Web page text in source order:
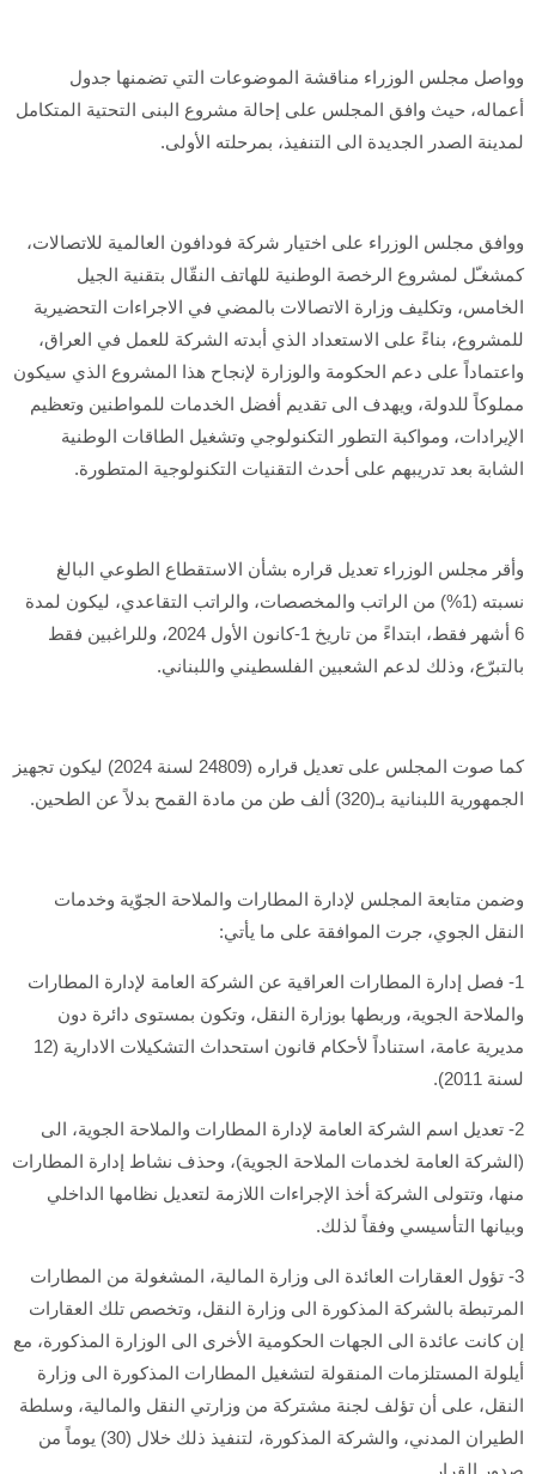
وواصل مجلس الوزراء مناقشة الموضوعات التي تضمنها جدول
أعماله، حيث وافق المجلس على إحالة مشروع البنى التحتية المتكامل
لمدينة الصدر الجديدة الى التنفيذ، بمرحلته الأولى.
ووافق مجلس الوزراء على اختيار شركة فودافون العالمية للاتصالات،
كمشغـّل لمشروع الرخصة الوطنية للهاتف النقّال بتقنية الجيل
الخامس، وتكليف وزارة الاتصالات بالمضي في الاجراءات التحضيرية
للمشروع، بناءً على الاستعداد الذي أبدته الشركة للعمل في العراق،
واعتماداً على دعم الحكومة والوزارة لإنجاح هذا المشروع الذي سيكون
مملوكاً للدولة، ويهدف الى تقديم أفضل الخدمات للمواطنين وتعظيم
الإيرادات، ومواكبة التطور التكنولوجي وتشغيل الطاقات الوطنية
الشابة بعد تدريبهم على أحدث التقنيات التكنولوجية المتطورة.
وأقر مجلس الوزراء تعديل قراره بشأن الاستقطاع الطوعي البالغ
نسبته (1%) من الراتب والمخصصات، والراتب التقاعدي، ليكون لمدة
6 أشهر فقط، ابتداءً من تاريخ 1-كانون الأول 2024، وللراغبين فقط
بالتبرّع، وذلك لدعم الشعبين الفلسطيني واللبناني.
كما صوت المجلس على تعديل قراره (24809 لسنة 2024) ليكون تجهيز
الجمهورية اللبنانية بـ(320) ألف طن من مادة القمح بدلاً عن الطحين.
وضمن متابعة المجلس لإدارة المطارات والملاحة الجوّية وخدمات
النقل الجوي، جرت الموافقة على ما يأتي:
1- فصل إدارة المطارات العراقية عن الشركة العامة لإدارة المطارات
والملاحة الجوية، وربطها بوزارة النقل، وتكون بمستوى دائرة دون
مديرية عامة، استناداً لأحكام قانون استحداث التشكيلات الادارية (12
لسنة 2011).
2- تعديل اسم الشركة العامة لإدارة المطارات والملاحة الجوية، الى
(الشركة العامة لخدمات الملاحة الجوية)، وحذف نشاط إدارة المطارات
منها، وتتولى الشركة أخذ الإجراءات اللازمة لتعديل نظامها الداخلي
وبيانها التأسيسي وفقاً لذلك.
3- تؤول العقارات العائدة الى وزارة المالية، المشغولة من المطارات
المرتبطة بالشركة المذكورة الى وزارة النقل، وتخصص تلك العقارات
إن كانت عائدة الى الجهات الحكومية الأخرى الى الوزارة المذكورة، مع
أيلولة المستلزمات المنقولة لتشغيل المطارات المذكورة الى وزارة
النقل، على أن تؤلف لجنة مشتركة من وزارتي النقل والمالية، وسلطة
الطيران المدني، والشركة المذكورة، لتنفيذ ذلك خلال (30) يوماً من
صدور القرار.